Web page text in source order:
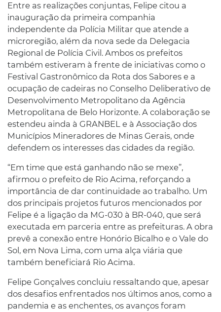
Entre as realizações conjuntas, Felipe citou a
inauguração da primeira companhia
independente da Polícia Militar que atende a
microregião, além da nova sede da Delegacia
Regional de Polícia Civil. Ambos os prefeitos
também estiveram à frente de iniciativas como o
Festival Gastronômico da Rota dos Sabores e a
ocupação de cadeiras no Conselho Deliberativo de
Desenvolvimento Metropolitano da Agência
Metropolitana de Belo Horizonte. A colaboração se
estendeu ainda à GRANBEL e à Associação dos
Municípios Mineradores de Minas Gerais, onde
defendem os interesses das cidades da região.
“Em time que está ganhando não se mexe”,
afirmou o prefeito de Rio Acima, reforçando a
importância de dar continuidade ao trabalho. Um
dos principais projetos futuros mencionados por
Felipe é a ligação da MG-030 à BR-040, que será
executada em parceria entre as prefeituras. A obra
prevê a conexão entre Honório Bicalho e o Vale do
Sol, em Nova Lima, com uma alça viária que
também beneficiará Rio Acima.
Felipe Gonçalves concluiu ressaltando que, apesar
dos desafios enfrentados nos últimos anos, como a
pandemia e as enchentes, os avanços foram